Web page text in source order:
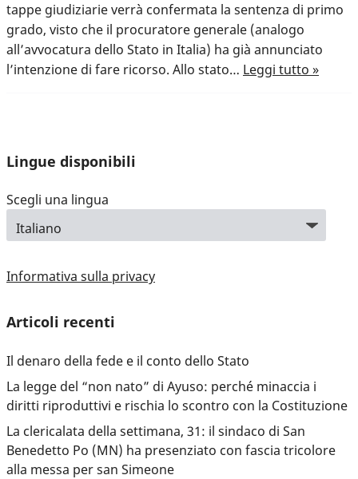
tappe giudiziarie verrà confermata la sentenza di primo
grado, visto che il procuratore generale (analogo
all’avvocatura dello Stato in Italia) ha già annunciato
l’intenzione di fare ricorso. Allo stato… Leggi tutto »
Lingue disponibili
Scegli una lingua
Informativa sulla privacy
Articoli recenti
Il denaro della fede e il conto dello Stato
La legge del “non nato” di Ayuso: perché minaccia i
diritti riproduttivi e rischia lo scontro con la Costituzione
La clericalata della settimana, 31: il sindaco di San
Benedetto Po (MN) ha presenziato con fascia tricolore
alla messa per san Simeone